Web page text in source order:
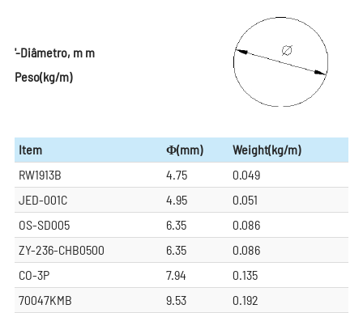
'-Diâmetro, m m
Peso(kg/m)
Item Φ(mm)
Weight(kg/m)
RW1913B
4.75
0.049
JED-001C
4.95
0.051
OS-SD005
6.35
0.086
ZY-236-CHB0500
6.35
0.086
CO-3P
7.94
0.135
70047KMB
9.53
0.192